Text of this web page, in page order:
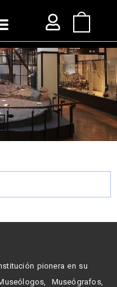
pionera en su
Museógrafos,